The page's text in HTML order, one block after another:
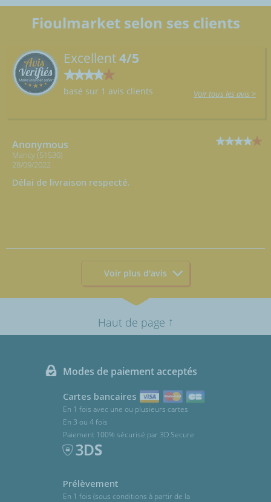
Fioulmarket selon ses clients
Excellent4/5
basé sur 1 avis clients Voir tous les avis >
Anonymous
Mancy (51530)
28/09/2022
Délai de livraison respecté.
Voir plus d'avis
Haut de page ↑
Modes de paiement acceptés
Cartes bancaires
En 1 fois avec une ou plusieurs cartes
En 3 ou 4 fois
Paiement 100% sécurisé par 3D Secure
Prélèvement
En 1 fois (sous conditions à partir de la